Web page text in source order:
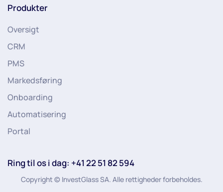
Produkter
Oversigt
CRM
PMS
Markedsføring
Onboarding
Automatisering
Portal
Ring til os i dag: +41 22 51 82 594
Copyright © InvestGlass SA. Alle rettigheder forbeholdes.